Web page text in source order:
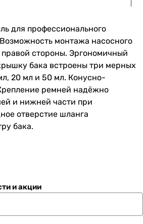
для профессионального
монтажа насосного
стороны. Эргономичный
бака встроены три мерных
20 мл и 50 мл. Конусно-
ремней надёжно
и нижней части при
отверстие шланга
бака.
и акции